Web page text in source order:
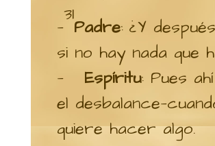
—
31
Padre: ¿Y
si no hay nada que
— Espíritu: Pues
el
quiere hacer algo.